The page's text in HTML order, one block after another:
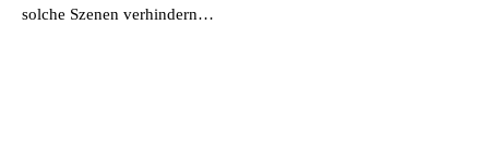
solche Szenen verhindern…